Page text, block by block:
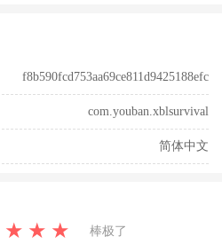
f8b590fcd753aa69ce811d9425188efc
com.youban.xblsurvival
简体中文
★ ★ ★ 棒极了